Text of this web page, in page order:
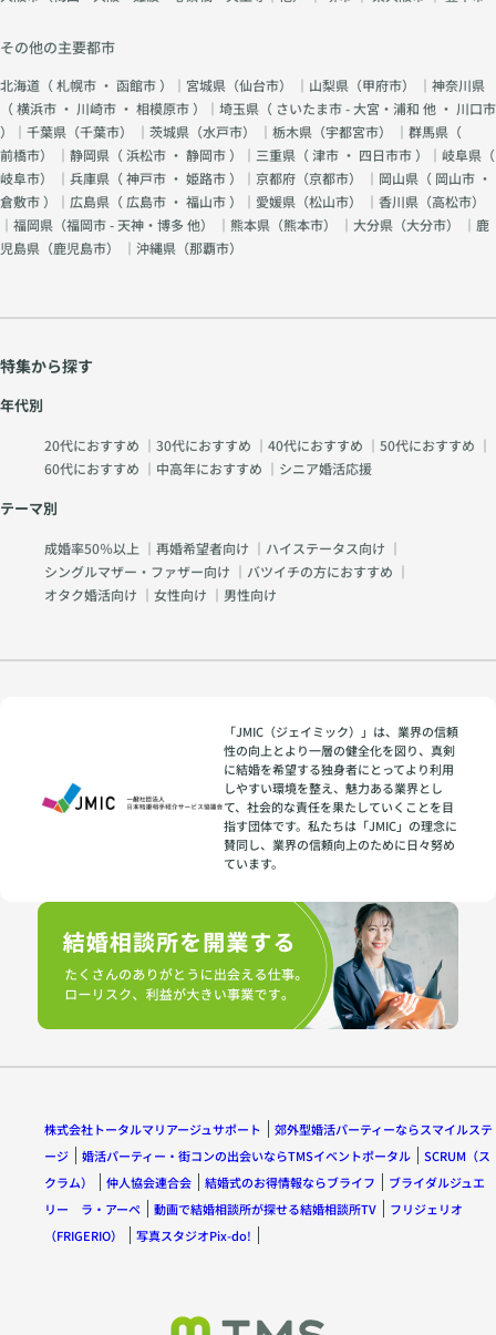
その他の主要都市
北海道（札幌市 ・ 函館市）｜宮城県（仙台市） ｜山梨県（甲府市） ｜神奈川県
（横浜市 ・ 川崎市 ・ 相模原市）｜埼玉県（ さいたま市 - 大宮・浦和 他 ・ 川口市
）｜千葉県（千葉市） ｜茨城県（水戸市） ｜栃木県（宇都宮市） ｜群馬県（
前橋市） ｜静岡県（浜松市 ・ 静岡市）｜三重県（津市 ・ 四日市市）｜岐阜県（
岐阜市） ｜兵庫県（神戸市 ・ 姫路市）｜京都府（京都市） ｜岡山県（ 岡山市 ・
倉敷市）｜広島県（ 広島市 ・ 福山市）｜愛媛県（松山市） ｜香川県（高松市）
｜福岡県（福岡市 - 天神・博多 他） ｜熊本県（熊本市） ｜大分県（大分市） ｜鹿
児島県（鹿児島市） ｜沖縄県（那覇市）
特集から探す
年代別
20代におすすめ ｜ 30代におすすめ ｜ 40代におすすめ ｜ 50代におすすめ ｜
60代におすすめ ｜ 中高年におすすめ ｜ シニア婚活応援
テーマ別
成婚率50％以上 ｜ 再婚希望者向け ｜ ハイステータス向け ｜
シングルマザー・ファザー向け ｜ バツイチの方におすすめ ｜
オタク婚活向け ｜ 女性向け ｜ 男性向け
「JMIC（ジェイミック）」は、業界の信頼
性の向上とより一層の健全化を図り、真剣
に結婚を希望する独身者にとってより利用
しやすい環境を整え、魅力ある業界とし
て、社会的な責任を果たしていくことを目
指す団体です。私たちは「JMIC」の理念に
賛同し、業界の信頼向上のために日々努め
ています。
株式会社トータルマリアージュサポート
郊外型婚活パーティーならスマイルステ
ージ
婚活パーティー・街コンの出会いならTMSイベントポータル
SCRUM（ス
クラム）
仲人協会連合会 結婚式のお得情報ならブライフ
ブライダルジュエ
リー ラ・アーペ
動画で結婚相談所が探せる結婚相談所TV
フリジェリオ
（FRIGERIO）
写真スタジオPix-do!